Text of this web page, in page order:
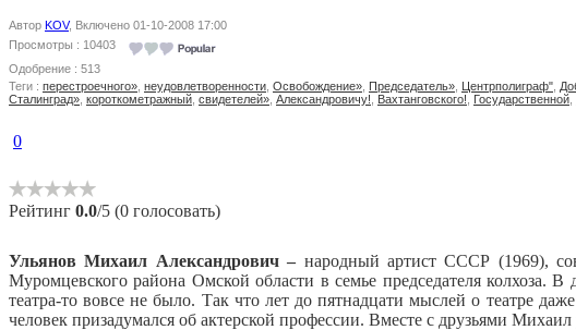
Автор KOV, Включено 01-10-2008 17:00
Просмотры : 10403
Одобрение : 513
Теги : перестроечного» неудовлетворенности Освобождение» Председатель» Центрполиграф"
Сталинград» короткометражный свидетелей» Александровичу! Вахтанговского! Государственной
0
Рейтинг 0.0/5 (0 голосовать)
Ульянов Михаил Александрович – народный артист СССР (1969),
Муромцевского района Омской области в семье председателя колхоза.
театра-то вовсе не было. Так что лет до пятнадцати мыслей о театре
человек призадумался об актерской профессии. Вместе с друзьями